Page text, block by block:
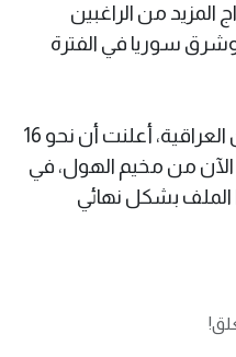
المزيد من الراغبين
سوريا في الفترة
وكانت وزارة الهجرة والمهجرين العراقية، أعلنت أن نحو 16
من مخيم الهول، في
بشكل نهائي